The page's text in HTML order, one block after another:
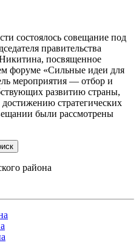
состоялось совещание под
правительства
посвященное
форуме «Сильные идеи для
мероприятия — отбор и
развитию страны,
стратегических
были рассмотрены